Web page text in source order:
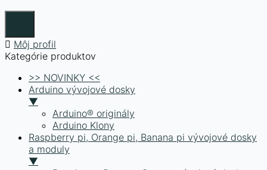
Môj profil
Kategórie produktov
>> NOVINKY <<
Arduino vývojové dosky
▼
Arduino® originály
Arduino Klony
Raspberry pi, Orange pi, Banana pi vývojové dosky
a moduly
▼